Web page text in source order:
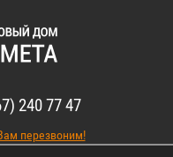
240 77 47
перезвоним!